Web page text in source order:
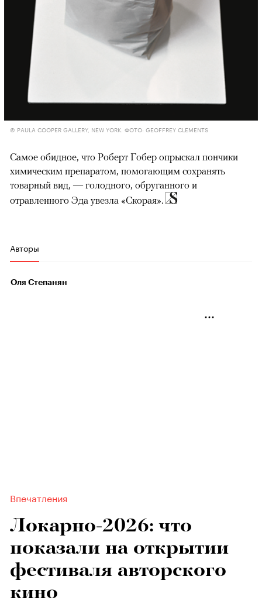
© PAULA COOPER GALLERY, NEW YORK. ФОТО: GEOFFREY CLEMENTS
Cамое обидное, что Роберт Гобер опрыскал пончики
химическим препаратом, помогающим сохранять
товарный вид, — голодного, обруганного и
отравленного Эда увезла «Скорая».
Авторы
Оля Степанян
Впечатления
Локарно-2026: что
показали на открытии
фестиваля авторского
кино